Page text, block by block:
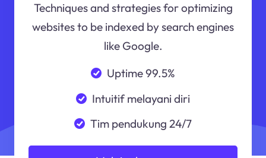
Techniques and strategies for optimizing
websites to be indexed by search engines
like Google.
Uptime 99.5%
Intuitif melayani diri
Tim pendukung 24/7